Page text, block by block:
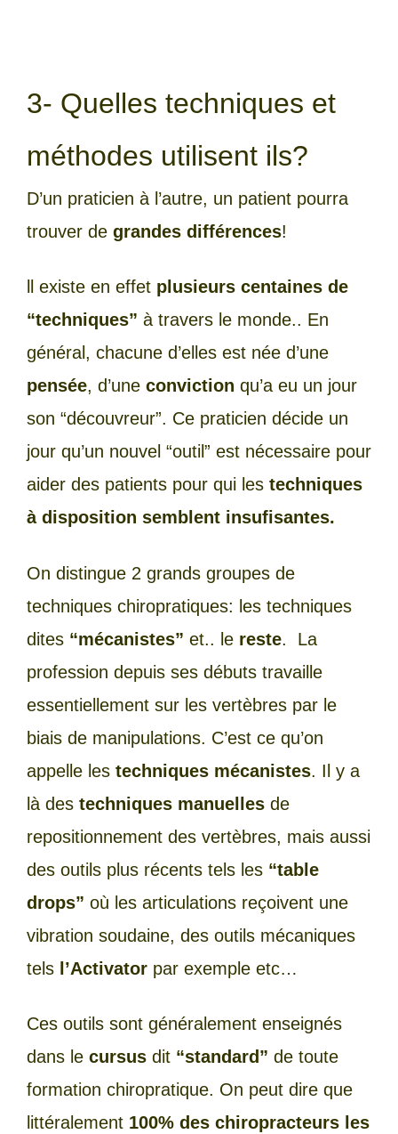
3- Quelles techniques et
méthodes utilisent ils?
D’un praticien à l’autre, un patient pourra
trouver de grandes différences!
ll existe en effet plusieurs centaines de
“techniques” à travers le monde.. En
général, chacune d’elles est née d’une
pensée, d’une conviction qu’a eu un jour
son “découvreur”. Ce praticien décide un
jour qu’un nouvel “outil” est nécessaire pour
aider des patients pour qui les techniques
à disposition semblent insufisantes.
On distingue 2 grands groupes de
techniques chiropratiques: les techniques
dites “mécanistes” et.. le reste. La
profession depuis ses débuts travaille
essentiellement sur les vertèbres par le
biais de manipulations. C’est ce qu’on
appelle les techniques mécanistes. Il y a
là des techniques manuelles de
repositionnement des vertèbres, mais aussi
des outils plus récents tels les “table
drops” où les articulations reçoivent une
vibration soudaine, des outils mécaniques
tels l’Activator par exemple etc…
Ces outils sont généralement enseignés
dans le cursus dit “standard” de toute
formation chiropratique. On peut dire que
littéralement 100% des chiropracteurs les